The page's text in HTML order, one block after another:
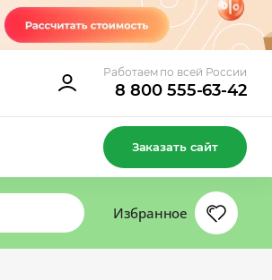
Работаем по всей России
8 800 555-63-42
Заказать сайт
Избранное